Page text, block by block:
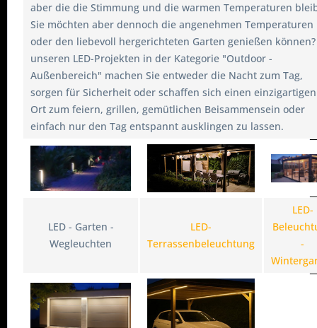
aber die die Stimmung und die warmen Temperaturen
Sie möchten aber dennoch die angenehmen Temperaturen
oder den liebevoll hergerichteten Garten genießen
unseren LED-Projekten in der Kategorie "Outdoor -
Außenbereich" machen Sie entweder die Nacht zum Tag,
sorgen für Sicherheit oder schaffen sich einen einzigartigen
Ort zum feiern, grillen, gemütlichen Beisammensein oder
einfach nur den Tag entspannt ausklingen zu lassen.
LED - Garten -
Wegleuchten
LED-
Terrassenbeleuchtung
LED-
-